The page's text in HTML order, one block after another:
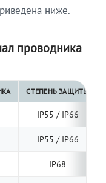
ниже.
проводника
СТЕПЕНЬ ЗАЩИТЫ
IP55 / IP66
IP55 / IP66
IP68